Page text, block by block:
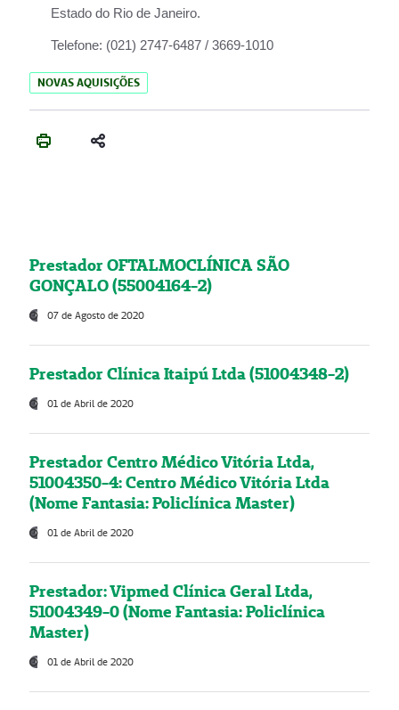
Estado do Rio de Janeiro.
Telefone: (021) 2747-6487 / 3669-1010
NOVAS AQUISIÇÕES
Prestador OFTALMOCLÍNICA SÃO
GONÇALO (55004164-2)
07 de Agosto de 2020
Prestador Clínica Itaipú Ltda (51004348-2)
01 de Abril de 2020
Prestador Centro Médico Vitória Ltda,
51004350-4: Centro Médico Vitória Ltda
(Nome Fantasia: Policlínica Master)
01 de Abril de 2020
Prestador: Vipmed Clínica Geral Ltda,
51004349-0 (Nome Fantasia: Policlínica
Master)
01 de Abril de 2020